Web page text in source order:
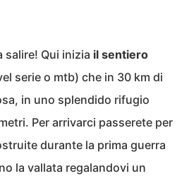
salire! Qui inizia il sentiero
serie o mtb) che in 30 km di
in uno splendido rifugio
Per arrivarci passerete per
durante la prima guerra
la vallata regalandovi un